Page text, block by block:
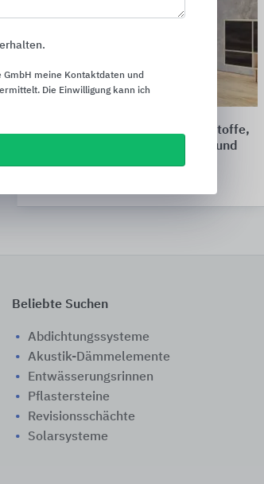
Holzwerkstoffplatten, Schichtstoffe,
Holzfaserdämmplatten, DWD- und
Beliebte Suchen
Abdichtungssysteme
Akustik-Dämmelemente
Entwässerungsrinnen
Pflastersteine
Revisionsschächte
Solarsysteme
meine Kontaktdaten und
Die Einwilligung kann ich